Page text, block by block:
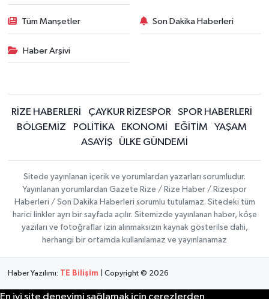
Tüm Manşetler Son Dakika Haberleri
Haber Arşivi
RİZE HABERLERİ ÇAYKUR RİZESPOR
SPOR HABERLERİ
BÖLGEMİZ
POLİTİKA EKONOMİ EĞİTİM
YAŞAM
ASAYİŞ
ÜLKE GÜNDEMİ
Sitede yayınlanan içerik ve yorumlardan yazarları sorumludur.
Yayınlanan yorumlardan Gazete Rize / Rize Haber / Rizespor
Haberleri / Son Dakika Haberleri sorumlu tutulamaz. Sitedeki tüm
harici linkler ayrı bir sayfada açılır. Sitemizde yayınlanan haber, köşe
yazıları ve fotoğraflar izin alınmaksızın kaynak gösterilse dahi,
herhangi bir ortamda kullanılamaz ve yayınlanamaz
Haber Yazılımı: TE Bilişim | Copyright © 2026
En iyi site deneyimi sağlamak için çerezlerden